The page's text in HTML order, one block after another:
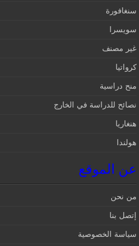
سنغافورة
سويسرا
غير مصنف
كرواتيا
منح دراسية
نصائح للدراسة في الخارج
هنغاريا
هولندا
عن الموقع
من نحن
إتصل بنا
سياسة الخصوصية